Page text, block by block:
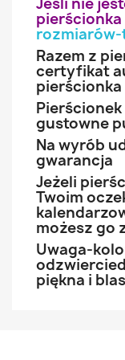
Razem z
certyfikat
pierścionka
gustowne
Na wyrób
gwarancja
Jeżeli
Twoim
możesz go
Uwaga-
piękna i